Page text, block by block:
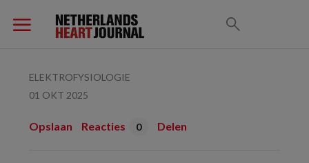
ELEKTROFYSIOLOGIE
01 OKT 2025
Opslaan Reacties 0 Delen